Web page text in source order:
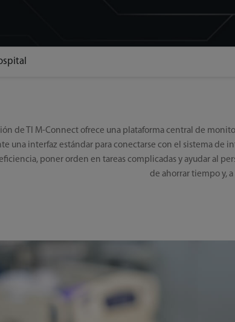
de TI M-Connect ofrece una plataforma central de
una interfaz estándar para conectarse con el sistema de
poner orden en tareas complicadas y ayudar al
de ahorrar tiempo y, a